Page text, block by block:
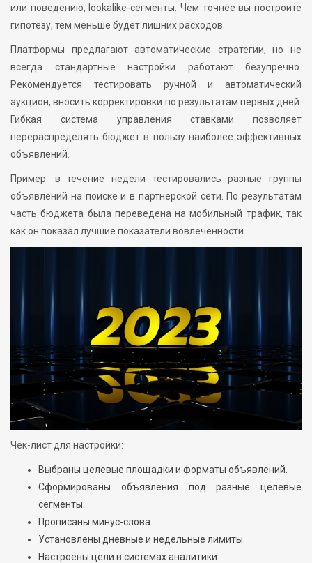
или поведению, lookalike-сегменты. Чем точнее вы построите
гипотезу, тем меньше будет лишних расходов.
Платформы предлагают автоматические стратегии, но не
всегда стандартные настройки работают безупречно.
Рекомендуется тестировать ручной и автоматический
аукцион, вносить корректировки по результатам первых дней.
Гибкая система управления ставками позволяет
перераспределять бюджет в пользу наиболее эффективных
объявлений.
Пример: в течение недели тестировались разные группы
объявлений на поиске и в партнерской сети. По результатам
часть бюджета была переведена на мобильный трафик, так
как он показал лучшие показатели вовлеченности.
Чек-лист для настройки:
Выбраны целевые площадки и форматы объявлений.
Сформированы объявления под разные целевые
сегменты.
Прописаны минус-слова.
Установлены дневные и недельные лимиты.
Настроены цели в системах аналитики.